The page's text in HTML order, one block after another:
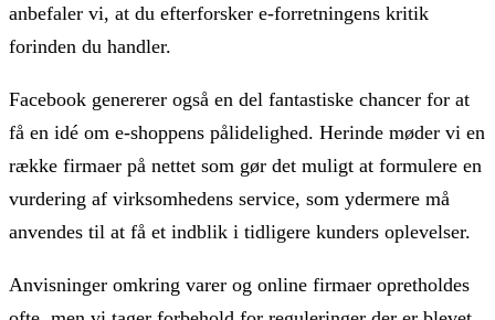
anbefaler vi, at du efterforsker e-forretningens kritik
forinden du handler.
Facebook genererer også en del fantastiske chancer for at
få en idé om e-shoppens pålidelighed. Herinde møder vi en
række firmaer på nettet som gør det muligt at formulere en
vurdering af virksomhedens service, som ydermere må
anvendes til at få et indblik i tidligere kunders oplevelser.
Anvisninger omkring varer og online firmaer opretholdes